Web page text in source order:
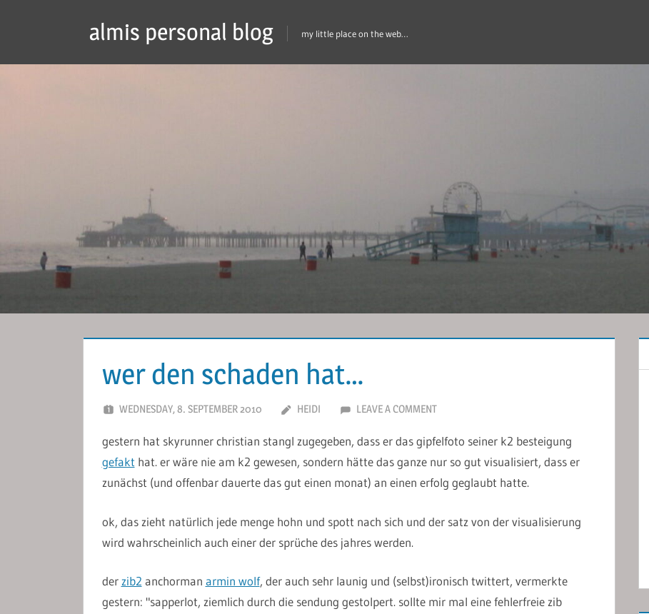
almis personal blog my little place on the web…
wer den schaden hat…
WEDNESDAY, 8. SEPTEMBER 2010 HEIDI LEAVE A COMMENT
gestern hat skyrunner christian stangl zugegeben, dass er das gipfelfoto seiner k2 besteigung
gefakt hat. er wäre nie am k2 gewesen, sondern hätte das ganze nur so gut visualisiert, dass er
zunächst (und offenbar dauerte das gut einen monat) an einen erfolg geglaubt hatte.
ok, das zieht natürlich jede menge hohn und spott nach sich und der satz von der visualisierung
wird wahrscheinlich auch einer der sprüche des jahres werden.
derzib2 anchorman armin wolf, der auch sehr launig und (selbst)ironisch twittert, vermerkte
gestern: "sapperlot, ziemlich durch die sendung gestolpert. sollte mir mal eine fehlerfreie zib